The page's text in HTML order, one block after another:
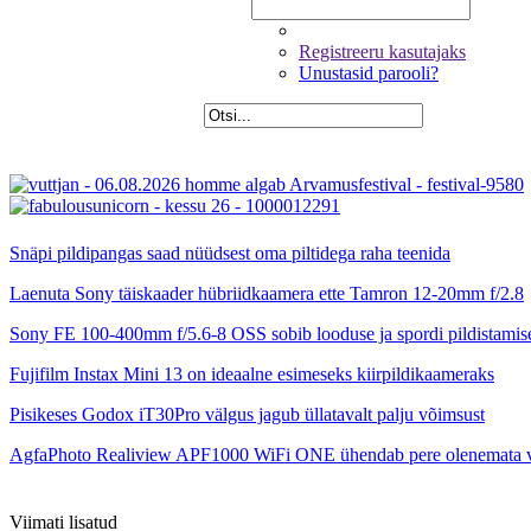
Registreeru kasutajaks
Unustasid parooli?
Snäpi pildipangas saad nüüdsest oma piltidega raha teenida
Laenuta Sony täiskaader hübriidkaamera ette Tamron 12-20mm f/2.8
Sony FE 100-400mm f/5.6-8 OSS sobib looduse ja spordi
Fujifilm Instax Mini 13 on ideaalne esimeseks kiirpildikaameraks
Pisikeses Godox iT30Pro välgus jagub üllatavalt palju võimsust
AgfaPhoto Realiview APF1000 WiFi ONE ühendab pere olenemata
Viimati lisatud